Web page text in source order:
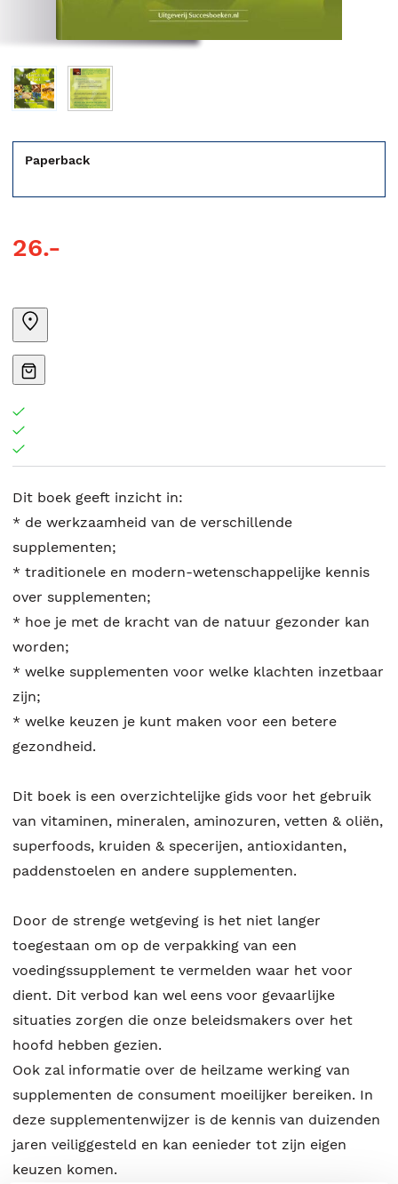
Paperback
26.-
Dit boek geeft inzicht in:
* de werkzaamheid van de verschillende
supplementen;
* traditionele en modern-wetenschappelijke kennis
over supplementen;
* hoe je met de kracht van de natuur gezonder kan
worden;
* welke supplementen voor welke klachten inzetbaar
zijn;
* welke keuzen je kunt maken voor een betere
gezondheid.
Dit boek is een overzichtelijke gids voor het gebruik
van vitaminen, mineralen, aminozuren, vetten & oliën,
superfoods, kruiden & specerijen, antioxidanten,
paddenstoelen en andere supplementen.
Door de strenge wetgeving is het niet langer
toegestaan om op de verpakking van een
voedingssupplement te vermelden waar het voor
dient. Dit verbod kan wel eens voor gevaarlijke
situaties zorgen die onze beleidsmakers over het
hoofd hebben gezien.
Ook zal informatie over de heilzame werking van
supplementen de consument moeilijker bereiken. In
deze supplementenwijzer is de kennis van duizenden
jaren veiliggesteld en kan eenieder tot zijn eigen
keuzen komen.